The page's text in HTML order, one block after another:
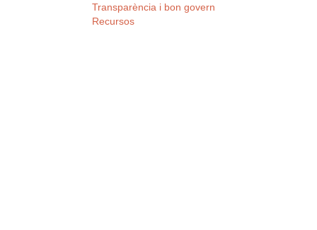
Transparència i bon govern
Recursos